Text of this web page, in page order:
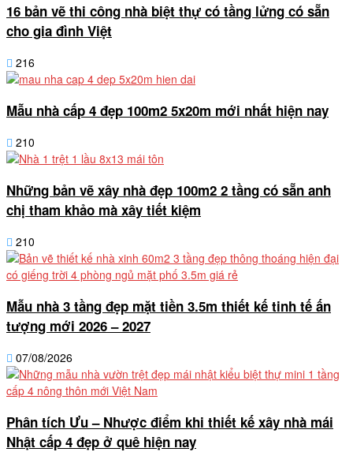
16 bản vẽ thi công nhà biệt thự có tầng lửng có sẵn
cho gia đình Việt
216
Mẫu nhà cấp 4 đẹp 100m2 5x20m mới nhất hiện nay
210
Những bản vẽ xây nhà đẹp 100m2 2 tầng có sẵn anh
chị tham khảo mà xây tiết kiệm
210
Mẫu nhà 3 tầng đẹp mặt tiền 3.5m thiết kế tinh tế ấn
tượng mới 2026 – 2027
07/08/2026
Phân tích Ưu – Nhược điểm khi thiết kế xây nhà mái
Nhật cấp 4 đẹp ở quê hiện nay